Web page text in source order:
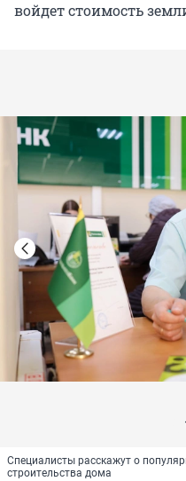
войдет стоимость
Специалисты расскажут о
строительства дома